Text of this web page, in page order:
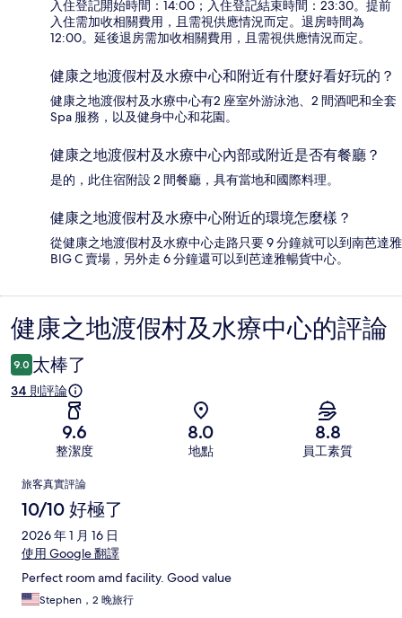
入住登記開始時間：14:00；入住登記結束時間：23:30。提前
入住需加收相關費用，且需視供應情況而定。退房時間為
12:00。延後退房需加收相關費用，且需視供應情況而定。
健康之地渡假村及水療中心和附近有什麼好看好玩的？
健康之地渡假村及水療中心有2 座室外游泳池、2 間酒吧和全套
Spa 服務，以及健身中心和花園。
健康之地渡假村及水療中心內部或附近是否有餐廳？
是的，此住宿附設 2 間餐廳，具有當地和國際料理。
健康之地渡假村及水療中心附近的環境怎麼樣？
從健康之地渡假村及水療中心走路只要 9 分鐘就可以到南芭達雅
BIG C 賣場，另外走 6 分鐘還可以到芭達雅暢貨中心。
評
論
健康之地渡假村及水療中心的評論
9.0 太棒了
34 則評論
9.6
整潔度
8.0
地點
8.8
員工素質
評
論
旅客真實評論
10/10 好極了
2026 年 1 月 16 日
使用 Google 翻譯
Perfect room amd facility. Good value
Stephen，2 晚旅行